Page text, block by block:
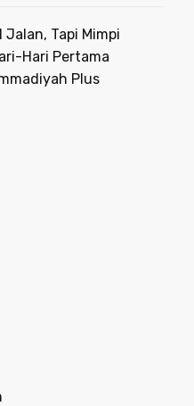
Jalan, Tapi Mimpi
Hari Pertama
Plus